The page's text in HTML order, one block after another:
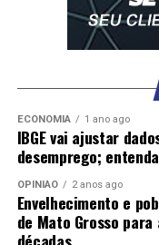
usam trabalhadores
serviço contratado
Rosa/Agência Brasil
Ainda de acordo com
cadastrados no
que podem usar o
autonomia e
ECONOMIA 1 ano ago
IBGE vai ajustar
desemprego;
OPINIÃO 2 anos ago
Envelhecimento e
de Mato Grosso